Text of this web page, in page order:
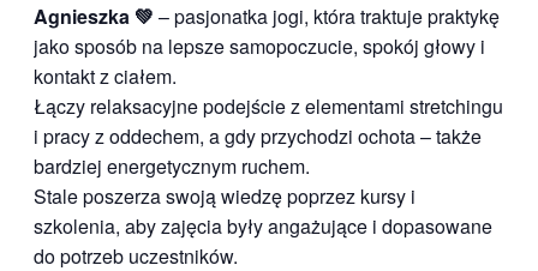
Agnieszka 💚 – pasjonatka jogi, która traktuje praktykę
jako sposób na lepsze samopoczucie, spokój głowy i
kontakt z ciałem.
Łączy relaksacyjne podejście z elementami stretchingu
i pracy z oddechem, a gdy przychodzi ochota – także
bardziej energetycznym ruchem.
Stale poszerza swoją wiedzę poprzez kursy i
szkolenia, aby zajęcia były angażujące i dopasowane
do potrzeb uczestników.